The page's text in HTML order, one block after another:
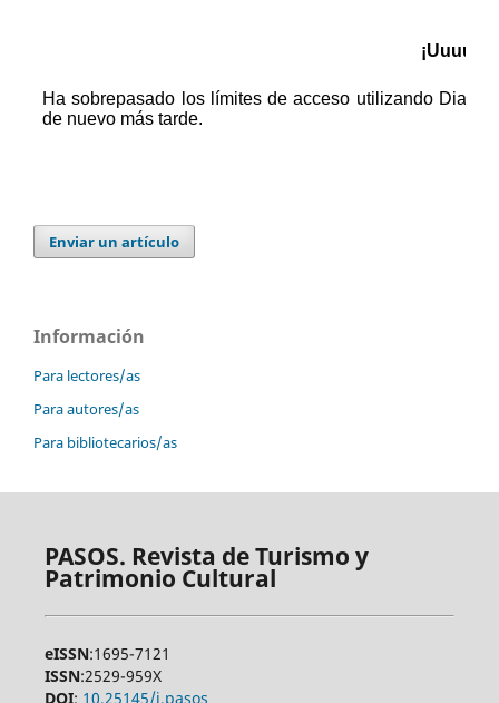
Enviar un artículo
Información
Para lectores/as
Para autores/as
Para bibliotecarios/as
PASOS. Revista de Turismo y
Patrimonio Cultural
eISSN:1695-7121
ISSN:2529-959X
DOI: 10.25145/j.pasos